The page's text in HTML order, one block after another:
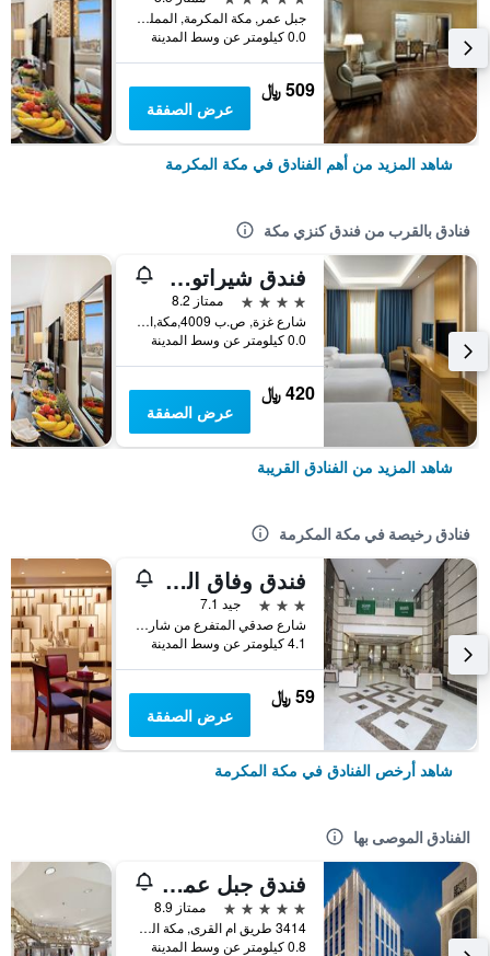
جبل عمر, مكة المكرمة, المملكة العربية السعودية
0.0 كيلومتر عن وسط المدينة
509 ﷼
عرض الصفقة
شاهد المزيد من أهم الفنادق في مكة المكرمة
فنادق بالقرب من فندق كنزي مكة
فندق شيراتون مكة جبل الكعبة
4 نجوم
ممتاز 8.2
شارع غزة, ص.ب 4009,مكة,المملكة العربية السعودية, مكة المكرمة, المملكة العربية السعودية
0.0 كيلومتر عن وسط المدينة
420 ﷼
عرض الصفقة
شاهد المزيد من الفنادق القريبة
فنادق رخيصة في مكة المكرمة
فندق وفاق المشاعر
3 نجوم
جيد 7.1
شارع صدقي المتفرع من شارع العزيزية العام, مكة المكرمة, المملكة العربية السعودية
4.1 كيلومتر عن وسط المدينة
59 ﷼
عرض الصفقة
شاهد أرخص الفنادق في مكة المكرمة
الفنادق الموصى بها
فندق جبل عمر ماريوت، مكة المكرمة
5 نجوم
ممتاز 8.9
3414 طريق ام القرى, مكة المكرمة, المملكة العربية السعودية, مكة المكرمة, المملكة العربية السعودية
0.8 كيلومتر عن وسط المدينة